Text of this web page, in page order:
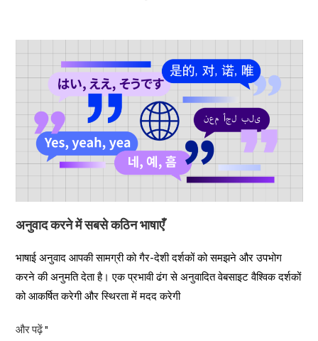
अनुवाद करने में सबसे कठिन भाषाएँ
भाषाई अनुवाद आपकी सामग्री को गैर-देशी दर्शकों को समझने और उपभोग
करने की अनुमति देता है। एक प्रभावी ढंग से अनुवादित वेबसाइट वैश्विक दर्शकों
को आकर्षित करेगी और स्थिरता में मदद करेगी
और पढ़ें "